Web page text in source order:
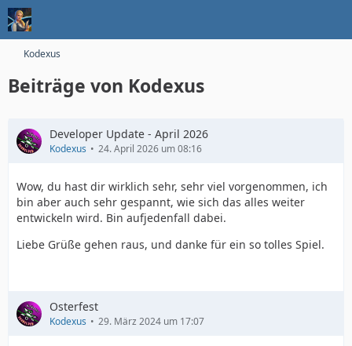
Kodexus
Beiträge von Kodexus
Developer Update - April 2026
Kodexus 24. April 2026 um 08:16
Wow, du hast dir wirklich sehr, sehr viel vorgenommen, ich
bin aber auch sehr gespannt, wie sich das alles weiter
entwickeln wird. Bin aufjedenfall dabei.
Liebe Grüße gehen raus, und danke für ein so tolles Spiel.
Osterfest
Kodexus 29. März 2024 um 17:07